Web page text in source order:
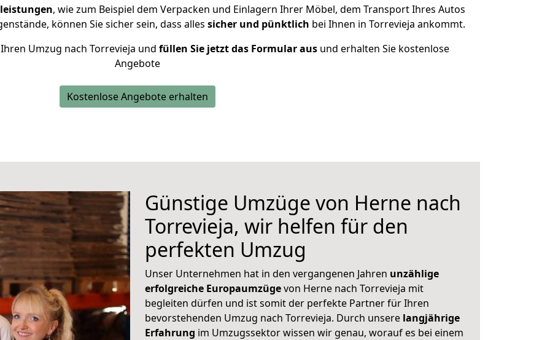
, wie zum Beispiel dem Verpacken und Einlagern Ihrer Möbel, dem Transport Ihres Autos
können Sie sicher sein, dass alles sicher und pünktlich bei Ihnen in Torrevieja ankommt.
Umzug nach Torrevieja und füllen Sie jetzt das Formular ausund erhalten Sie kostenlose
Angebote
Kostenlose Angebote erhalten
Günstige Umzüge von Herne nach
Torrevieja, wir helfen für den
perfekten Umzug
Unser Unternehmen hat in den vergangenen Jahren unzählige
erfolgreiche Europaumzügevon Herne nach Torrevieja mit
begleiten dürfen und ist somit der perfekte Partner für Ihren
bevorstehenden Umzug nach Torrevieja. Durch unsere langjährige
Erfahrung im Umzugssektor wissen wir genau, worauf es bei einem